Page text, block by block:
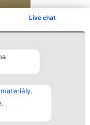
Live chat
Kontakt